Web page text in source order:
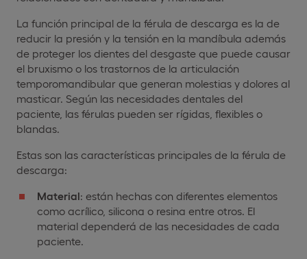
La función principal de la férula de descarga es la de
reducir la presión y la tensión en la mandíbula además
de proteger los dientes del desgaste que puede causar
el bruxismo o los trastornos de la articulación
temporomandibular que generan molestias y dolores al
masticar. Según las necesidades dentales del
paciente, las férulas pueden ser rígidas, flexibles o
blandas.
Estas son las características principales de la férula de
descarga:
Material: están hechas con diferentes elementos
como acrílico, silicona o resina entre otros. El
material dependerá de las necesidades de cada
paciente.